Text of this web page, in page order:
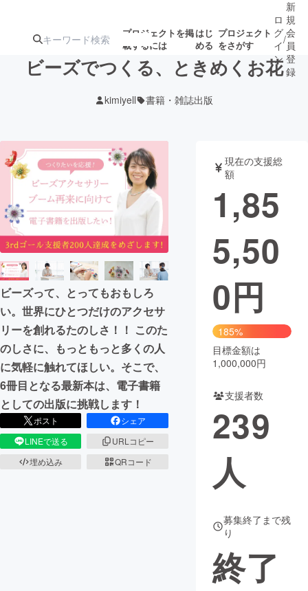
プロジェクトを掲
載するには
はじ
める
プロジェクト
をさがす
アート・写真
テクノロジー・ガジェット ゲーム・サ
映像・映画 書籍・雑誌
ビジネス・起業 チャレンジ
まちづくり・地域活性化
CAMPFIRE for Social Good
CAMPFIREふるさと納税
コミュニティ
ロ
グ
イ
ン
/
新
規
会
員
登
録
ビーズでつくる、ときめくお花
kimiyell 書籍・雑誌出版
ビーズって、とってもおもしろ
い。世界にひとつだけのアクセサ
リーを創れるたのしさ！！ このた
のしさに、もっともっと多くの人
に気軽に触れてほしい。そこで、
6冊目となる最新本は、電子書籍
としての出版に挑戦します！
ポスト
シェア
LINEで送る
URLコピー
埋め込み
QRコード
現在の支援総
額
1,85
5,50
0円
185%
目標金額は
1,000,000円
支援者数
239
人
募集終了まで残
り
終了